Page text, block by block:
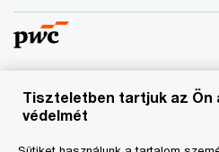
© 2023 - 2026 PwC. Minden jog
kifejezés a
Tiszteletben tartjuk az Ön
védelmét